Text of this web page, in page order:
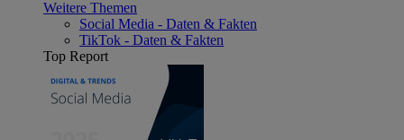
Weitere Themen
Social Media - Daten & Fakten
TikTok - Daten & Fakten
Top Report